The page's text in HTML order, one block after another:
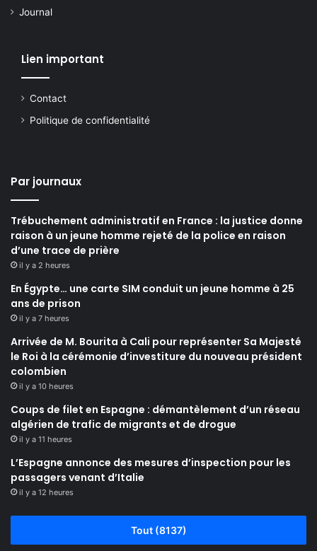
Journal
Lien important
Contact
Politique de confidentialité
Par journaux
Trébuchement administratif en France : la justice donne
raison à un jeune homme rejeté de la police en raison
d’une trace de prière
il y a 2 heures
En Égypte… une carte SIM conduit un jeune homme à 25
ans de prison
il y a 7 heures
Arrivée de M. Bourita à Cali pour représenter Sa Majesté
le Roi à la cérémonie d’investiture du nouveau président
colombien
il y a 10 heures
Coups de filet en Espagne : démantèlement d’un réseau
algérien de trafic de migrants et de drogue
il y a 11 heures
L’Espagne annonce des mesures d’inspection pour les
passagers venant d’Italie
il y a 12 heures
Tout (8137)